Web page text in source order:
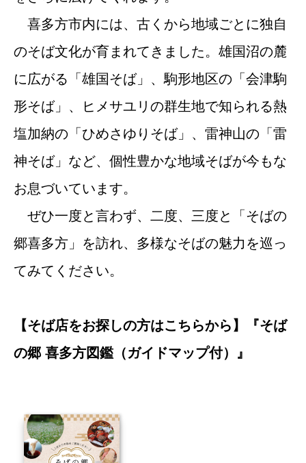
喜多方市内には、古くから地域ごとに独自
のそば文化が育まれてきました。雄国沼の麓
に広がる「雄国そば」、駒形地区の「会津駒
形そば」、ヒメサユリの群生地で知られる熱
塩加納の「ひめさゆりそば」、雷神山の「雷
神そば」など、個性豊かな地域そばが今もな
お息づいています。
ぜひ一度と言わず、二度、三度と「そばの
郷喜多方」を訪れ、多様なそばの魅力を巡っ
てみてください。
【そば店をお探しの方はこちらから】『そば
の郷 喜多方図鑑（ガイドマップ付）』